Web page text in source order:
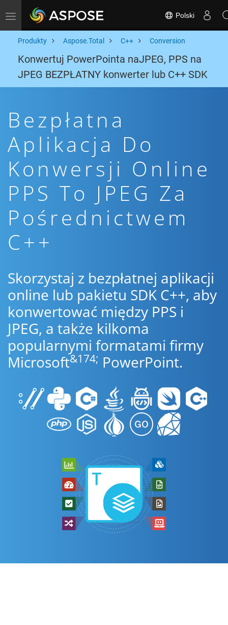
Toggle navigation Polski
Produkty Aspose.Total C++ Conversion
Konwertuj PowerPointa naJPEG, PPS na
JPEG BEZPŁATNY konwerter lub C++ SDK
Bezpłatna
Aplikacja Do
Konwersji Online
PPS To JPEG Za
Pośrednictwem
C++
Skorzystaj z bezpłatnej aplikacji
online lub pakietu SDK C++, aby
konwertować między PPS i
JPEG, a także kilkoma
popularnymi formatami firmy
Microsoft&174; PowerPoint.